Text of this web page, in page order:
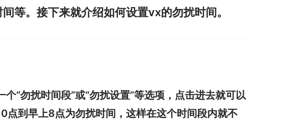
等。接下来就介绍如何设置vx的勿扰时间。
“勿扰时间段”或“勿扰设置”等选项，点击进去就可以
点到早上8点为勿扰时间，这样在这个时间段内就不